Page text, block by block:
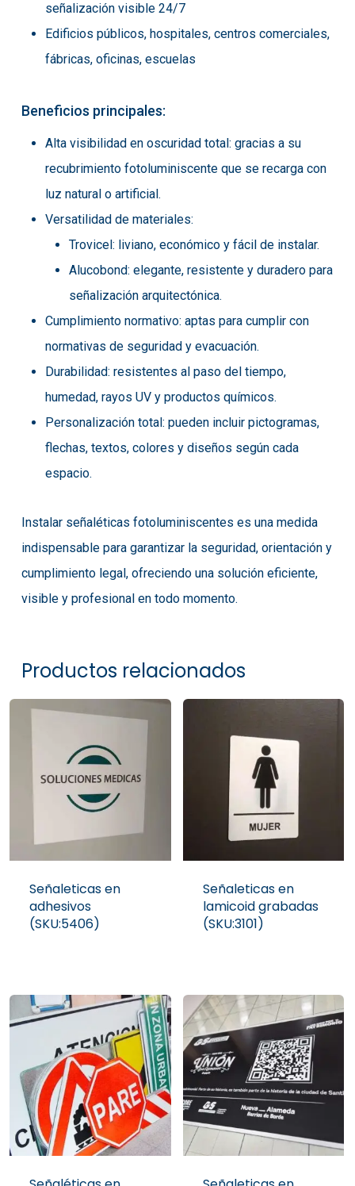
señalización visible 24/7
Edificios públicos, hospitales, centros comerciales,
fábricas, oficinas, escuelas
Beneficios principales:
Alta visibilidad en oscuridad total: gracias a su
recubrimiento fotoluminiscente que se recarga con
luz natural o artificial.
Versatilidad de materiales:
Trovicel: liviano, económico y fácil de instalar.
Alucobond: elegante, resistente y duradero para
señalización arquitectónica.
Cumplimiento normativo: aptas para cumplir con
normativas de seguridad y evacuación.
Durabilidad: resistentes al paso del tiempo,
humedad, rayos UV y productos químicos.
Personalización total: pueden incluir pictogramas,
flechas, textos, colores y diseños según cada
espacio.
Instalar señaléticas fotoluminiscentes es una medida
indispensable para garantizar la seguridad, orientación y
cumplimiento legal, ofreciendo una solución eficiente,
visible y profesional en todo momento.
Productos relacionados
Señaleticas en
adhesivos
(SKU:5406)
Señaleticas en
lamicoid grabadas
(SKU:3101)